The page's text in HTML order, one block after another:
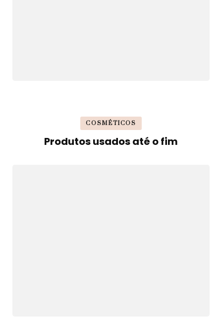
COSMÉTICOS
Produtos usados até o fim